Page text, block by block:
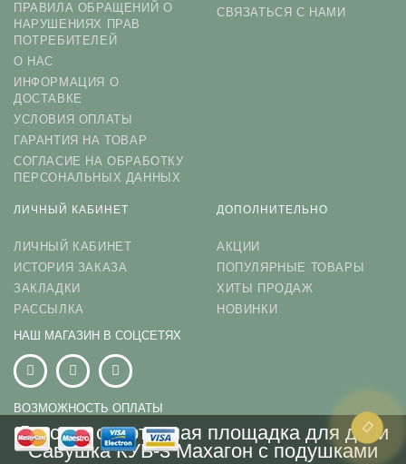
Детская спортивная площадка для дачи
Савушка КУБ-3 Махагон с подушками
ПРАВИЛА ОБРАЩЕНИЙ О
НАРУШЕНИЯХ ПРАВ
ПОТРЕБИТЕЛЕЙ
О НАС
ИНФОРМАЦИЯ О
ДОСТАВКЕ
УСЛОВИЯ ОПЛАТЫ
ГАРАНТИЯ НА ТОВАР
СОГЛАСИЕ НА ОБРАБОТКУ
ПЕРСОНАЛЬНЫХ ДАННЫХ
СВЯЗАТЬСЯ С НАМИ
ЛИЧНЫЙ КАБИНЕТ
ЛИЧНЫЙ КАБИНЕТ
ИСТОРИЯ ЗАКАЗА
ЗАКЛАДКИ
РАССЫЛКА
ДОПОЛНИТЕЛЬНО
АКЦИИ
ПОПУЛЯРНЫЕ ТОВАРЫ
ХИТЫ ПРОДАЖ
НОВИНКИ
НАШ МАГАЗИН В СОЦСЕТЯХ
ВОЗМОЖНОСТЬ ОПЛАТЫ